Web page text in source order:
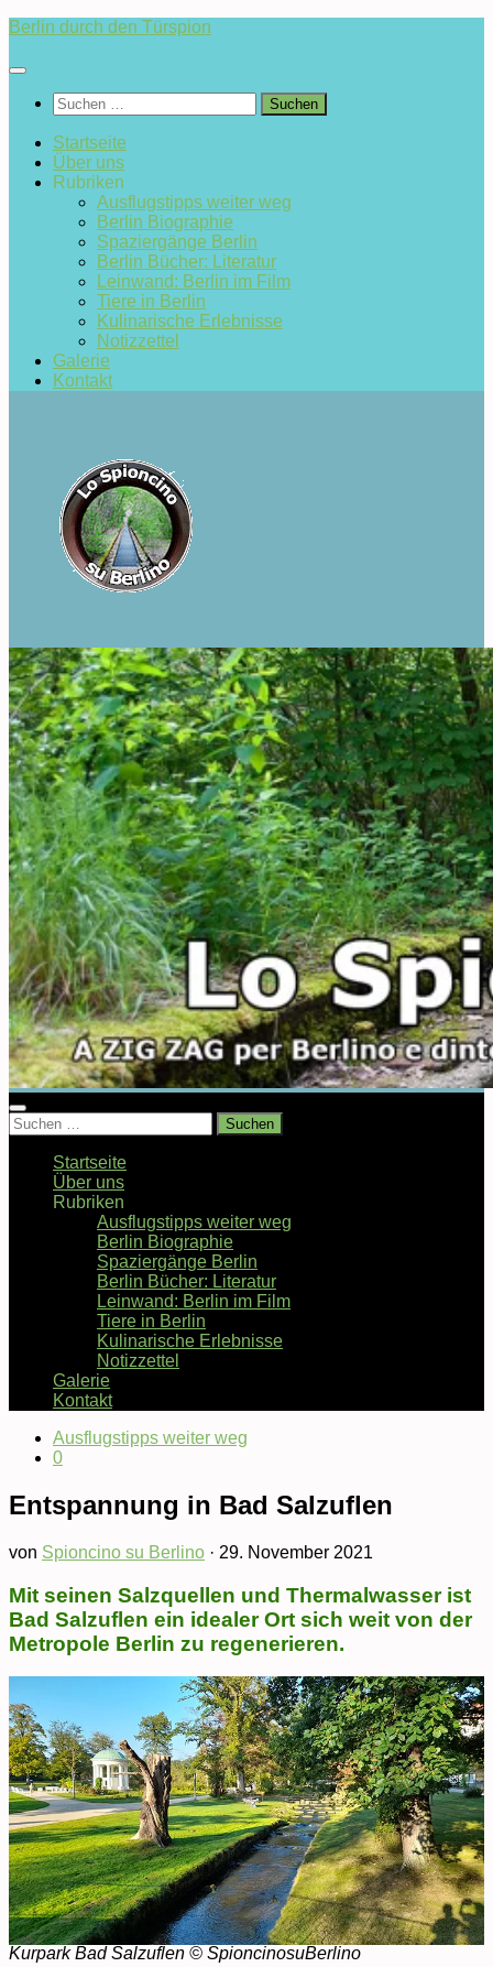
Zum
springen
Berlin durch den Türspion
Suchen
nach:
Startseite
Über uns
Rubriken
Ausflugstipps weiter weg
Berlin Biographie
Spaziergänge Berlin
Berlin Bücher: Literatur
Leinwand: Berlin im Film
Tiere in Berlin
Kulinarische Erlebnisse
Notizzettel
Galerie
Kontakt
Suchen
nach:
Startseite
Über uns
Rubriken
Ausflugstipps weiter weg
Berlin Biographie
Spaziergänge Berlin
Berlin Bücher: Literatur
Leinwand: Berlin im Film
Tiere in Berlin
Kulinarische Erlebnisse
Notizzettel
Galerie
Kontakt
Ausflugstipps weiter weg
0
Entspannung in Bad Salzuflen
von Spioncino su Berlino · 29. November 2021
Mit seinen Salzquellen und Thermalwasser ist
Bad Salzuflen ein idealer Ort sich weit von der
Metropole Berlin zu regenerieren.
Kurpark Bad Salzuflen © SpioncinosuBerlino